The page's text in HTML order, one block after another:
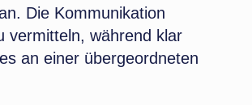
Die Kommunikation
vermitteln, während klar
an einer übergeordneten